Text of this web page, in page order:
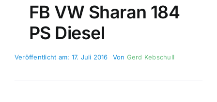
FB VW Sharan 184
PS Diesel
Veröffentlicht am: 17. Juli 2016 Von Gerd Kebschull